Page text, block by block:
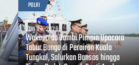
POLRI
JUN 24, 2026
Wakapolda Jambi Pimpin Upacara
Tabur Bunga di Perairan Kuala
Tungkal, Salurkan Bansos hingga